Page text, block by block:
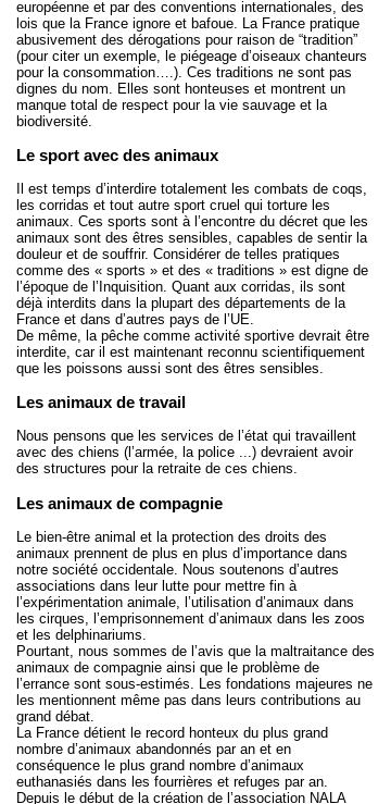
européenne et par des conventions internationales, des
lois que la France ignore et bafoue. La France pratique
abusivement des dérogations pour raison de “tradition”
(pour citer un exemple, le piégeage d’oiseaux chanteurs
pour la consommation….). Ces traditions ne sont pas
dignes du nom. Elles sont honteuses et montrent un
manque total de respect pour la vie sauvage et la
biodiversité.
Le sport avec des animaux
Il est temps d’interdire totalement les combats de coqs,
les corridas et tout autre sport cruel qui torture les
animaux. Ces sports sont à l’encontre du décret que les
animaux sont des êtres sensibles, capables de sentir la
douleur et de souffrir. Considérer de telles pratiques
comme des « sports » et des « traditions » est digne de
l’époque de l’Inquisition. Quant aux corridas, ils sont
déjà interdits dans la plupart des départements de la
France et dans d’autres pays de l’UE.
De même, la pêche comme activité sportive devrait être
interdite, car il est maintenant reconnu scientifiquement
que les poissons aussi sont des êtres sensibles.
Les animaux de travail
Nous pensons que les services de l’état qui travaillent
avec des chiens (l’armée, la police ...) devraient avoir
des structures pour la retraite de ces chiens.
Les animaux de compagnie
Le bien-être animal et la protection des droits des
animaux prennent de plus en plus d’importance dans
notre société occidentale. Nous soutenons d’autres
associations dans leur lutte pour mettre fin à
l’expérimentation animale , l’utilisation d’animaux dans
les cirques , l’emprisonnement d’animaux dans les zoos
et les delphinariums
Pourtant, nous sommes de l’avis que la maltraitance des
animaux de compagnie ainsi que le problème de
l’errance sont sous-estimés. Les fondations majeures ne
les mentionnent même pas dans leurs contributions au
grand débat.
La France détient le record honteux du plus grand
nombre d’animaux abandonnés par an et en
conséquence le plus grand nombre d’animaux
euthanasiés dans les fourrières et refuges par an.
Depuis le début de la création de l’association NALA